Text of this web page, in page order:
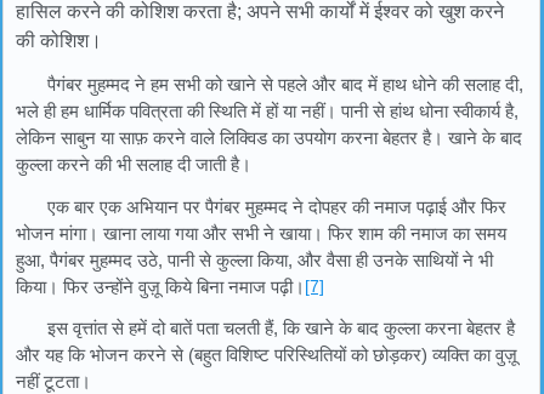
हासिल करने की कोशिश करता है; अपने सभी कार्यों में ईश्वर को खुश करने
की कोशिश।
पैगंबर मुहम्मद ने हम सभी को खाने से पहले और बाद में हाथ धोने की सलाह दी,
भले ही हम धार्मिक पवित्रता की स्थिति में हों या नहीं। पानी से हांथ धोना स्वीकार्य है,
लेकिन साबुन या साफ़ करने वाले लिक्विड का उपयोग करना बेहतर है। खाने के बाद
कुल्ला करने की भी सलाह दी जाती है।
एक बार एक अभियान पर पैगंबर मुहम्मद ने दोपहर की नमाज पढ़ाई और फिर
भोजन मांगा। खाना लाया गया और सभी ने खाया। फिर शाम की नमाज का समय
हुआ, पैगंबर मुहम्मद उठे, पानी से कुल्ला किया, और वैसा ही उनके साथियों ने भी
किया। फिर उन्होंने वुज़ू किये बिना नमाज पढ़ी। [7]
इस वृत्तांत से हमें दो बातें पता चलती हैं, कि खाने के बाद कुल्ला करना बेहतर है
और यह कि भोजन करने से (बहुत विशिष्ट परिस्थितियों को छोड़कर) व्यक्ति का वुज़ू
नहीं टूटता।